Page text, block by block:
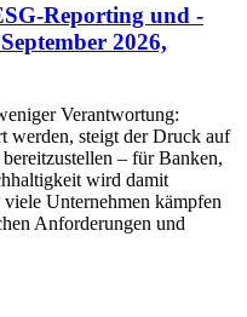
Reporting und -
2026,
Verantwortung:
werden, steigt der Druck auf
– für Banken,
wird damit
Unternehmen kämpfen
Anforderungen und